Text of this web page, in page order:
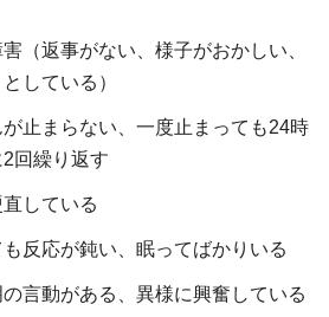
（返事がない、様子がおかしい、
している）
止まらない、一度止まっても24時
回繰り返す
している
反応が鈍い、眠ってばかりいる
言動がある、異様に興奮している